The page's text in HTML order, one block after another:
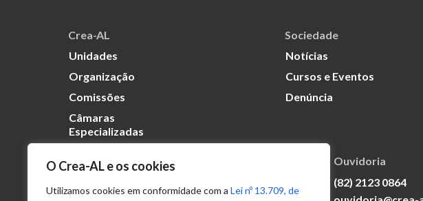
O Crea-AL e os cookies
Utilizamos cookies em conformidade com a Lei nº 13.709, de
Crea-AL
Unidades
Organização
Comissões
Câmaras
Especializadas
Sociedade
Notícias
Cursos e Eventos
Denúncia
Transparência
Portal
Ouvidoria
(82) 2123 0864